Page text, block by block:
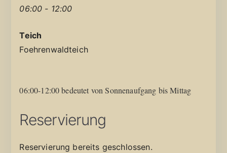
06:00 - 12:00
Teich
Foehrenwaldteich
06:00-12:00 bedeutet von Sonnenaufgang bis Mittag
Reservierung
Reservierung bereits geschlossen.